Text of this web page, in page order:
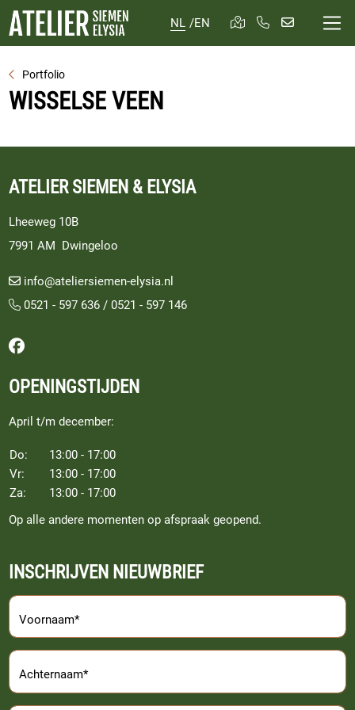
NL /EN
Portfolio
WISSELSE VEEN
ATELIER SIEMEN & ELYSIA
Lheeweg 10B
7991 AM Dwingeloo
info@ateliersiemen-elysia.nl
0521 - 597 636 /0521 - 597 146
Volg ons op Facebook
OPENINGSTIJDEN
April t/m december:
Do:
13:00 - 17:00
Vr:
13:00 - 17:00
Za:
13:00 - 17:00
Op alle andere momenten op afspraak geopend.
INSCHRIJVEN NIEUWBRIEF
Voornaam*
Achternaam*